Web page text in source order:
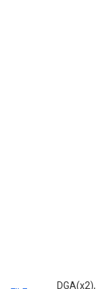
DGA(x2),